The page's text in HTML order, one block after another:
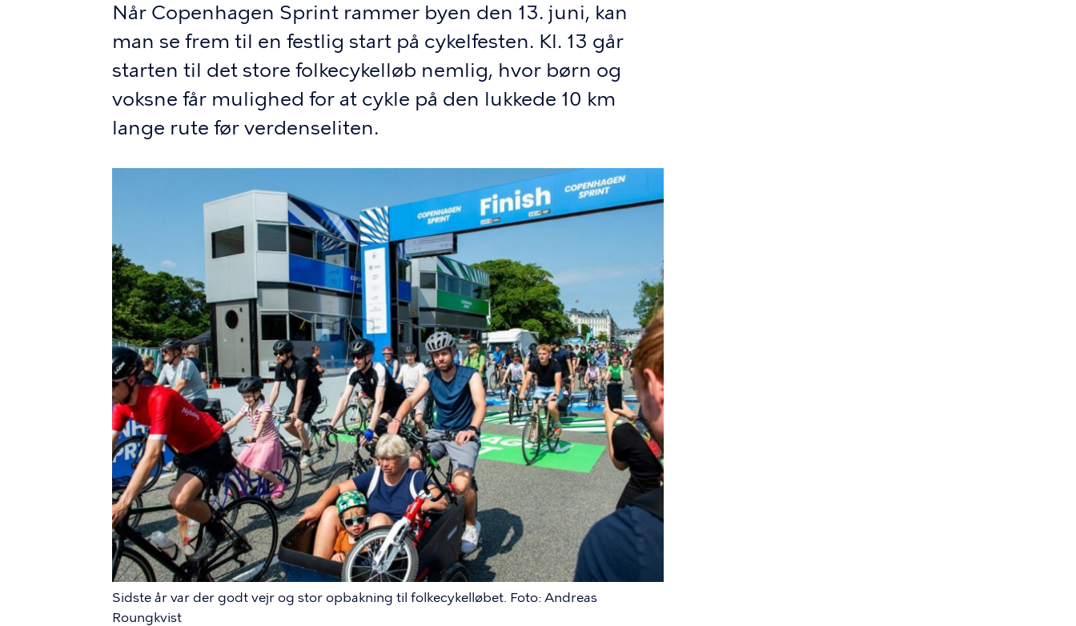
Når Copenhagen Sprint rammer byen den 13. juni, kan
man se frem til en festlig start på cykelfesten. Kl. 13 går
starten til det store folkecykelløb nemlig, hvor børn og
voksne får mulighed for at cykle på den lukkede 10 km
lange rute før verdenseliten.
Sidste år var der godt vejr og stor opbakning til folkecykelløbet. Foto: Andreas
Roungkvist